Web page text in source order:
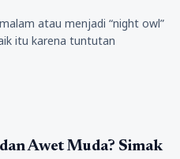
atau menjadi “night owl”
itu karena tuntutan
Awet Muda? Simak